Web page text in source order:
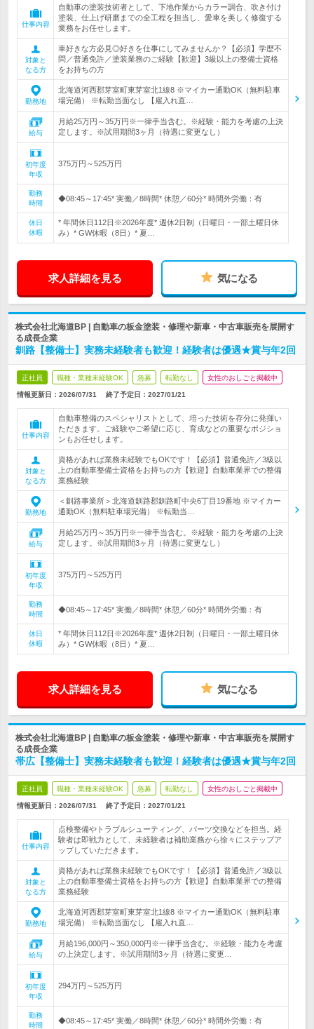
仕事内容
自動車の塗装技術者として、下地作業からカラー調合、吹き付け
塗装、仕上げ研磨までの全工程を担当し、愛車を美しく修復する
業務をお任せします。
対象と
なる方
車好きな方必見◎好きを仕事にしてみませんか？【必須】学歴不
問／普通免許／塗装業務のご経験【歓迎】3級以上の整備士資格
をお持ちの方
勤務地
北海道河西郡芽室町東芽室北1線8 ※マイカー通勤OK（無料駐車
場完備） ※転勤当面なし 【雇入れ直…
給与
月給25万円～35万円※一律手当含む。※経験・能力を考慮の上決
定します。※試用期間3ヶ月（待遇に変更なし）
初年度
年収
375万円～525万円
勤務
時間
◆08:45～17:45* 実働／8時間* 休憩／60分* 時間外労働：有
休日
休暇
* 年間休日112日※2026年度* 週休2日制（日曜日・一部土曜日休
み）* GW休暇（8日）* 夏…
求人詳細を見る 気になる
株式会社北海道BP | 自動車の板金塗装・修理や新車・中古車販売を展開す
る成長企業
釧路【整備士】実務未経験者も歓迎！経験者は優遇★賞与年2回
正社員 職種・業種未経験OK 急募 転勤なし 女性のおしごと掲載中
情報更新日：2026/07/31 終了予定日： 2027/01/21
仕事内容
自動車整備のスペシャリストとして、培った技術を存分に発揮い
ただきます。ご経験やご希望に応じ、育成などの重要なポジショ
ンもお任せします。
対象と
なる方
資格があれば業務未経験でもOKです！【必須】普通免許／3級以
上の自動車整備士資格をお持ちの方【歓迎】自動車業界での整備
業務経験
勤務地
＜釧路事業所＞北海道釧路郡釧路町中央6丁目19番地 ※マイカー
通勤OK（無料駐車場完備） ※転勤当…
給与
月給25万円～35万円※一律手当含む。※経験・能力を考慮の上決
定します。※試用期間3ヶ月（待遇に変更なし）
初年度
年収
375万円～525万円
勤務
時間
◆08:45～17:45* 実働／8時間* 休憩／60分* 時間外労働：有
休日
休暇
* 年間休日112日※2026年度* 週休2日制（日曜日・一部土曜日休
み）* GW休暇（8日）* 夏…
求人詳細を見る 気になる
株式会社北海道BP | 自動車の板金塗装・修理や新車・中古車販売を展開す
る成長企業
帯広【整備士】実務未経験者も歓迎！経験者は優遇★賞与年2回
正社員 職種・業種未経験OK 急募 転勤なし 女性のおしごと掲載中
情報更新日：2026/07/31 終了予定日： 2027/01/21
仕事内容
点検整備やトラブルシューティング、パーツ交換などを担当。経
験者は即戦力として、未経験者は補助業務から徐々にステップア
ップしていただきます。
対象と
なる方
資格があれば業務未経験でもOKです！【必須】普通免許／3級以
上の自動車整備士資格をお持ちの方【歓迎】自動車業界での整備
業務経験
勤務地
北海道河西郡芽室町東芽室北1線8 ※マイカー通勤OK（無料駐車
場完備） ※転勤当面なし 【雇入れ直…
給与
月給196,000円～350,000円※一律手当含む。※経験・能力を考慮
の上決定します。※試用期間3ヶ月（待遇に変更…
初年度
年収
294万円～525万円
勤務
時間
◆08:45～17:45* 実働／8時間* 休憩／60分* 時間外労働：有